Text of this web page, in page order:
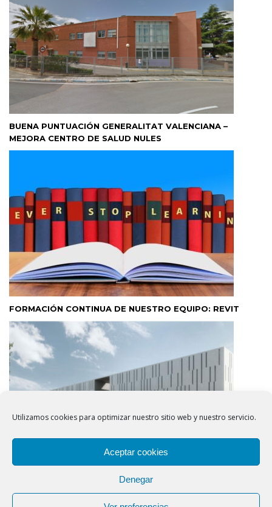
Utilizamos cookies para optimizar nuestro sitio web y nuestro servicio.
Aceptar cookies
Denegar
BUENA PUNTUACIÓN GENERALITAT VALENCIANA –
MEJORA CENTRO DE SALUD NULES
FORMACIÓN CONTINUA DE NUESTRO EQUIPO: REVIT
BUENA PUNTUACIÓN CENTRO PENITENCIARIO